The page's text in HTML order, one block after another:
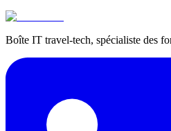
Boîte IT travel-tech, spécialiste des